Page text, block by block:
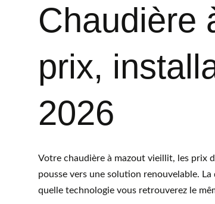
Chaudière
prix,
2026
Votre chaudière à mazout vieillit, les prix
pousse vers une solution renouvelable.
quelle technologie vous retrouverez le